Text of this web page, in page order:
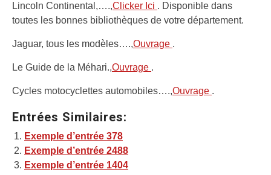
Lincoln Continental,….,Clicker Ici . Disponible dans
toutes les bonnes bibliothèques de votre département.
Jaguar, tous les modèles….,Ouvrage .
Le Guide de la Méhari.,Ouvrage .
Cycles motocyclettes automobiles….,Ouvrage .
Entrées Similaires:
Exemple d’entrée 378
Exemple d’entrée 2488
Exemple d’entrée 1404